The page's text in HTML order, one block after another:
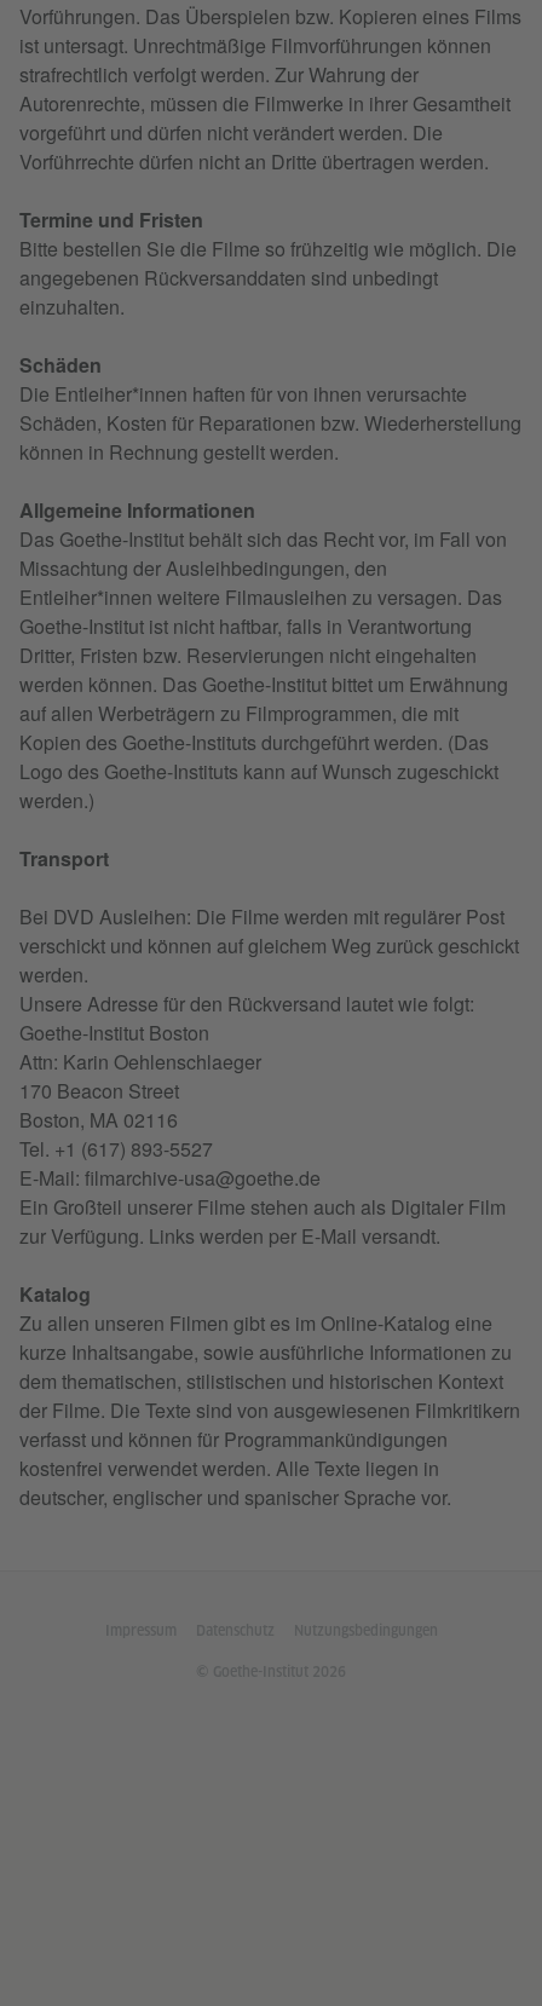
Vorführungen. Das Überspielen bzw. Kopieren eines Films
ist untersagt. Unrechtmäßige Filmvorführungen können
strafrechtlich verfolgt werden. Zur Wahrung der
Autorenrechte, müssen die Filmwerke in ihrer Gesamtheit
vorgeführt und dürfen nicht verändert werden. Die
Vorführrechte dürfen nicht an Dritte übertragen werden.
Termine und Fristen
Bitte bestellen Sie die Filme so frühzeitig wie möglich. Die
angegebenen Rückversanddaten sind unbedingt
einzuhalten.
Schäden
Die Entleiher*innen haften für von ihnen verursachte
Schäden, Kosten für Reparationen bzw. Wiederherstellung
können in Rechnung gestellt werden.
Allgemeine Informationen
Das Goethe-Institut behält sich das Recht vor, im Fall von
Missachtung der Ausleihbedingungen, den
Entleiher*innen weitere Filmausleihen zu versagen. Das
Goethe-Institut ist nicht haftbar, falls in Verantwortung
Dritter, Fristen bzw. Reservierungen nicht eingehalten
werden können. Das Goethe-Institut bittet um Erwähnung
auf allen Werbeträgern zu Filmprogrammen, die mit
Kopien des Goethe-Instituts durchgeführt werden. (Das
Logo des Goethe-Instituts kann auf Wunsch zugeschickt
werden.)
Transport
Bei DVD Ausleihen: Die Filme werden mit regulärer Post
verschickt und können auf gleichem Weg zurück geschickt
werden.
Unsere Adresse für den Rückversand lautet wie folgt:
Goethe-Institut Boston
Attn: Karin Oehlenschlaeger
170 Beacon Street
Boston, MA 02116
Tel. +1 (617) 893-5527
E-Mail: filmarchive-usa@goethe.de
Ein Großteil unserer Filme stehen auch als Digitaler Film
zur Verfügung. Links werden per E-Mail versandt.
Katalog
Zu allen unseren Filmen gibt es im Online-Katalog eine
kurze Inhaltsangabe, sowie ausführliche Informationen zu
dem thematischen, stilistischen und historischen Kontext
der Filme. Die Texte sind von ausgewiesenen Filmkritikern
verfasst und können für Programmankündigungen
kostenfrei verwendet werden. Alle Texte liegen in
deutscher, englischer und spanischer Sprache vor.